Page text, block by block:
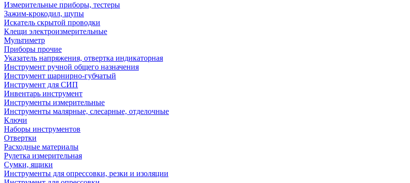
Измерительные приборы, тестеры
Зажим-крокодил, щупы
Искатель скрытой проводки
Клещи электроизмерительные
Мультиметр
Приборы прочие
Указатель напряжения, отвертка индикаторная
Инструмент ручной общего назначения
Инструмент шарнирно-губчатый
Инструмент для СИП
Инвентарь инструмент
Инструменты измерительные
Инструменты малярные, слесарные, отделочные
Ключи
Наборы инструментов
Отвертки
Расходные материалы
Рулетка измерительная
Сумки, ящики
Инструменты для опрессовки, резки и изоляции